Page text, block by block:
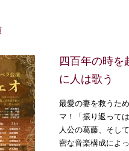
四百年の時を
に人は歌う
最愛の妻を救うた
マ！「振り返って
人公の葛藤、そし
密な音楽構成によ